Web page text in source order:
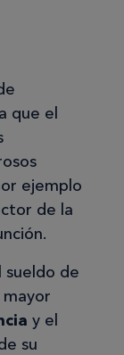
que el
ejemplo
de la
sueldo de
y el
su